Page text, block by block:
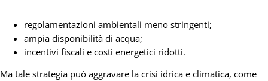
regolamentazioni ambientali meno stringenti;
ampia disponibilità di acqua;
incentivi fiscali e costi energetici ridotti.
Ma tale strategia può aggravare la crisi idrica e climatica, come